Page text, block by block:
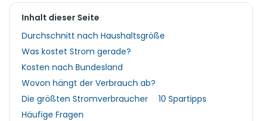
Inhalt dieser Seite
Durchschnitt nach Haushaltsgröße
Was kostet Strom gerade?
Kosten nach Bundesland
Wovon hängt der Verbrauch ab?
Die größten Stromverbraucher
10 Spartipps
Häufige Fragen